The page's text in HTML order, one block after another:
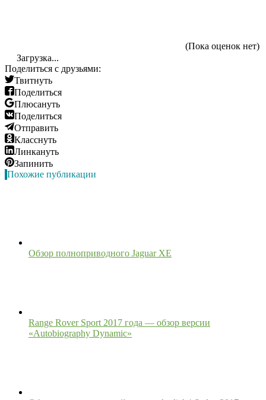
(Пока оценок нет)
Загрузка...
Поделиться с друзьями:
Твитнуть
Поделиться
Плюсануть
Поделиться
Отправить
Класснуть
Линкануть
Запинить
Похожие публикации
Обзор полноприводного Jaguar XE
Range Rover Sport 2017 года — обзор версии
«Autobiography Dynamic»